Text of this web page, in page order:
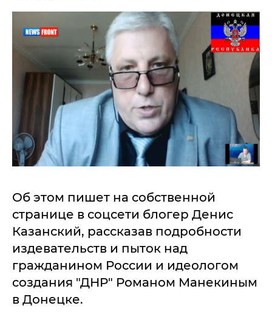
Об этом пишет на собственной
странице в соцсети блогер Денис
Казанский, рассказав подробности
издевательств и пыток над
гражданином России и идеологом
создания "ДНР" Романом Манекиным
в Донецке.